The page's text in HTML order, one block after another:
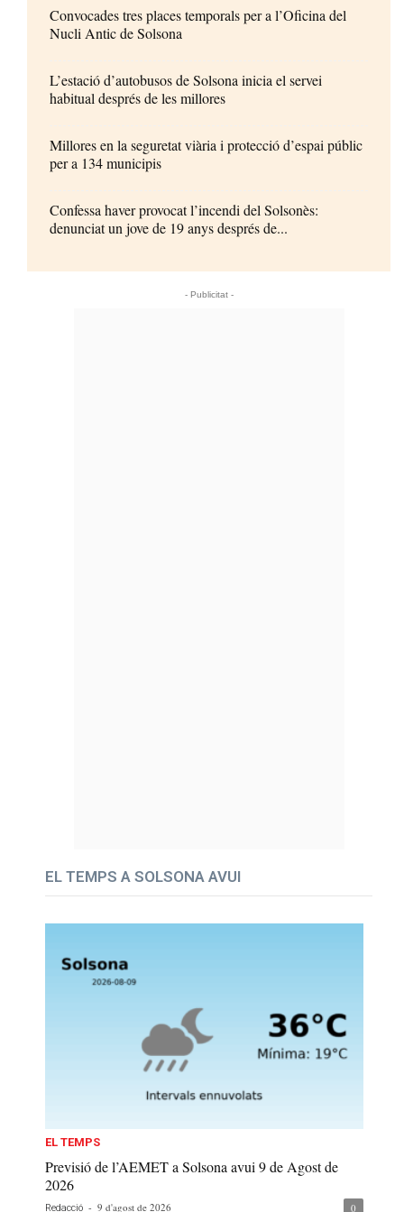
Convocades tres places temporals per a l’Oficina del
Nucli Antic de Solsona
L’estació d’autobusos de Solsona inicia el servei
habitual després de les millores
Millores en la seguretat viària i protecció d’espai públic
per a 134 municipis
Confessa haver provocat l’incendi del Solsonès:
denunciat un jove de 19 anys després de...
- Publicitat -
EL TEMPS A SOLSONA AVUI
EL TEMPS
Previsió de l’AEMET a Solsona avui 9 de Agost de
2026
Redacció - 9 d'agost de 2026 0